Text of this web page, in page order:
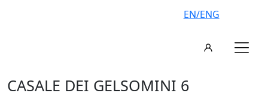
EN/ENG
CASALE DEI GELSOMINI 6